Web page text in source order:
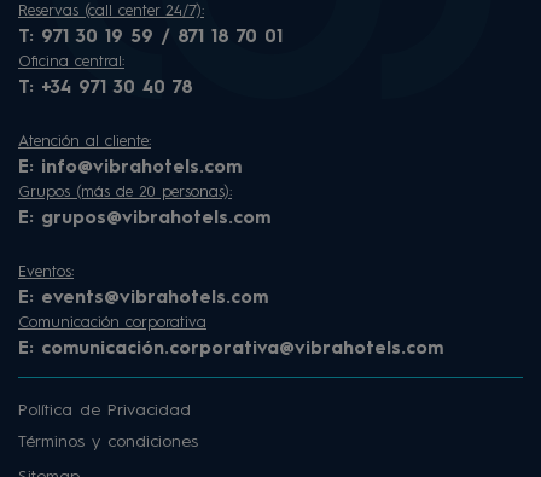
Reservas (call center 24/7):
T: 971 30 19 59 / 871 18 70 01
Oficina central:
T: +34 971 30 40 78
Atención al cliente:
E: info@vibrahotels.com
Grupos (más de 20 personas):
E: grupos@vibrahotels.com
Eventos:
E: events@vibrahotels.com
Comunicación corporativa
E: comunicación.corporativa@vibrahotels.com
Política de Privacidad
Términos y condiciones